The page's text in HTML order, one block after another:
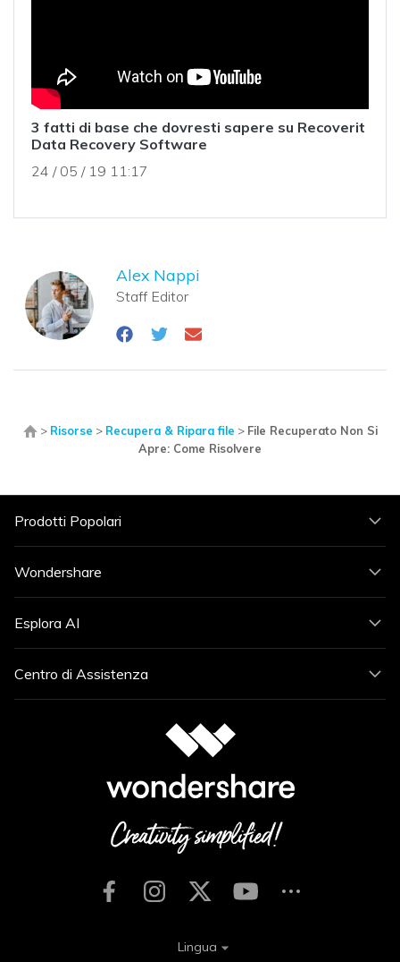
3 fatti di base che dovresti sapere su Recoverit
Data Recovery Software
24 / 05 / 19 11:17
Alex Nappi
Staff Editor
> Risorse > Recupera & Ripara file > File Recuperato Non Si
Apre: Come Risolvere
Prodotti Popolari
Wondershare
Esplora AI
Centro di Assistenza
Lingua